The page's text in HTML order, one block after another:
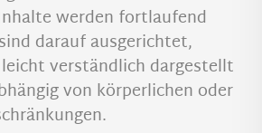
werden fortlaufend
darauf ausgerichtet,
verständlich dargestellt
von körperlichen oder